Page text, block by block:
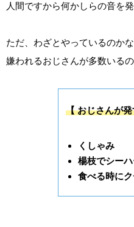
人間ですから何かしらの音を
ただ、わざとやっているのか
嫌われるおじさんが多数いるの
【 おじさんが
くしゃみ
楊枝でシー
食べる時に